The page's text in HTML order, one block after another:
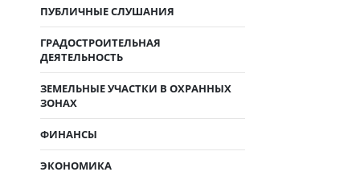
ПУБЛИЧНЫЕ СЛУШАНИЯ
ГРАДОСТРОИТЕЛЬНАЯ
ДЕЯТЕЛЬНОСТЬ
ЗЕМЕЛЬНЫЕ УЧАСТКИ В ОХРАННЫХ
ЗОНАХ
ФИНАНСЫ
ЭКОНОМИКА